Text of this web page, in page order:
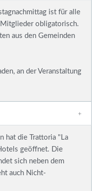
ist für alle
obligatorisch.
aus den Gemeinden
an der Veranstaltung
hat die Trattoria "La
geöffnet. Die
sich neben dem
auch Nicht-